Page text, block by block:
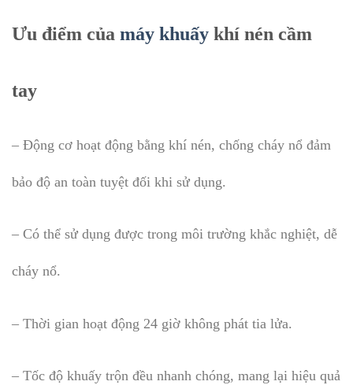
Ưu điểm của máy khuấy khí nén cầm
tay
– Động cơ hoạt động bằng khí nén, chống cháy nổ đảm
bảo độ an toàn tuyệt đối khi sử dụng.
– Có thể sử dụng được trong môi trường khắc nghiệt, dễ
cháy nổ.
– Thời gian hoạt động 24 giờ không phát tia lửa.
– Tốc độ khuấy trộn đều nhanh chóng, mang lại hiệu quả